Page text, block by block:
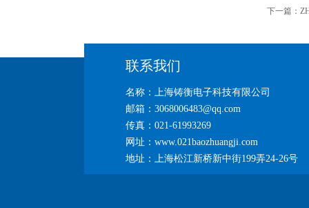
下一篇：
联系我们
名称：上海铸衡电子科技有限公司
邮箱：3068006483@qq.com
传真：021-61993269
网址：www.021baozhuangji.com
地址：上海松江新桥新中街199弄24-26号